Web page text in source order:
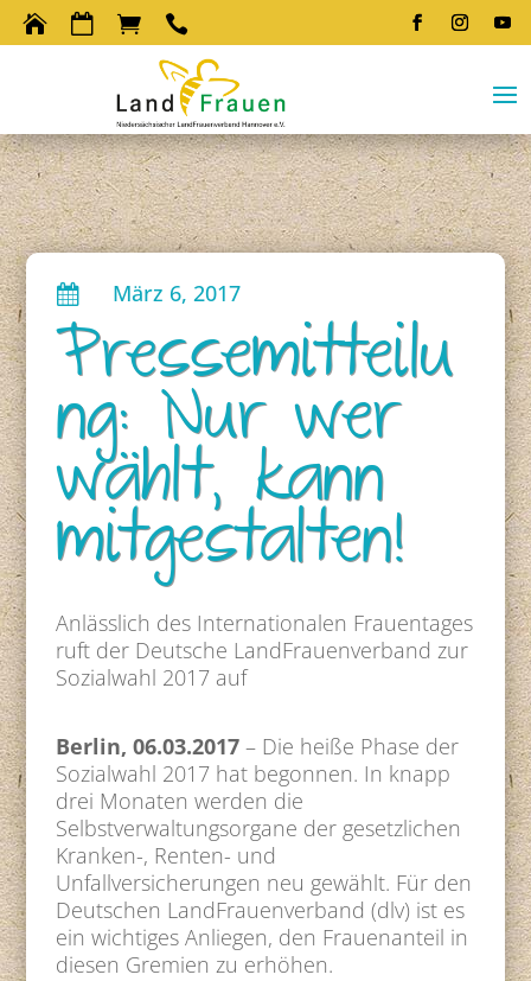
   
 März 6, 2017
Pressemitteilu
ng: Nur wer
wählt, kann
mitgestalten!
Anlässlich des Internationalen Frauentages
ruft der Deutsche LandFrauenverband zur
Sozialwahl 2017 auf
Berlin, 06.03.2017 – Die heiße Phase der
Sozialwahl 2017 hat begonnen. In knapp
drei Monaten werden die
Selbstverwaltungsorgane der gesetzlichen
Kranken-, Renten- und
Unfallversicherungen neu gewählt. Für den
Deutschen LandFrauenverband (dlv) ist es
ein wichtiges Anliegen, den Frauenanteil in
diesen Gremien zu erhöhen.